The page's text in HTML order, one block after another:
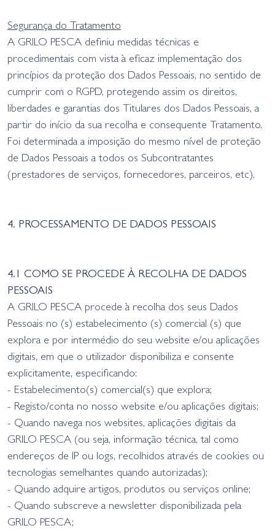
Segurança do Tratamento
A GRILO PESCA definiu medidas técnicas e
procedimentais com vista à eficaz implementação dos
princípios da proteção dos Dados Pessoais, no sentido de
cumprir com o RGPD, protegendo assim os direitos,
liberdades e garantias dos Titulares dos Dados Pessoais, a
partir do início da sua recolha e consequente Tratamento.
Foi determinada a imposição do mesmo nível de proteção
de Dados Pessoais a todos os Subcontratantes
(prestadores de serviços, fornecedores, parceiros, etc).
4. PROCESSAMENTO DE DADOS PESSOAIS
4.1 COMO SE PROCEDE À RECOLHA DE DADOS
PESSOAIS
A GRILO PESCA procede à recolha dos seus Dados
Pessoais no (s) estabelecimento (s) comercial (s) que
explora e por intermédio do seu website e/ou aplicações
digitais, em que o utilizador disponibiliza e consente
explicitamente, especificando:
- Estabelecimento(s) comercial(s) que explora;
- Registo/conta no nosso website e/ou aplicações digitais;
- Quando navega nos websites, aplicações digitais da
GRILO PESCA (ou seja, informação técnica, tal como
endereços de IP ou logs, recolhidos através de cookies ou
tecnologias semelhantes quando autorizadas);
- Quando adquire artigos, produtos ou serviços online;
- Quando subscreve a newsletter disponibilizada pela
GRILO PESCA;